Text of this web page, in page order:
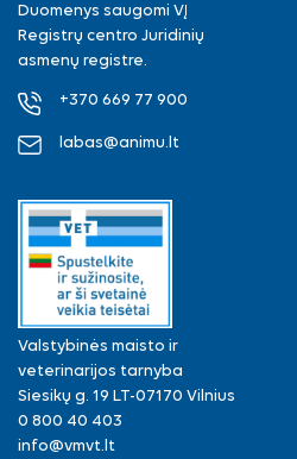
Duomenys saugomi VĮ
Registrų centro Juridinių
asmenų registre.
+370 669 77 900
labas@animu.lt
Valstybinės maisto ir
veterinarijos tarnyba
Siesikų g. 19 LT-07170 Vilnius
0 800 40 403
info@vmvt.lt